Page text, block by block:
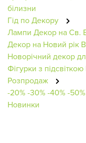
білизни
Гід по Декору
Лампи Декор на Св.
Декор на Новий рік
Новорічний декор
Фігурки з підсвіткою
Розпродаж
-20%-30%-40%-50%
Новинки